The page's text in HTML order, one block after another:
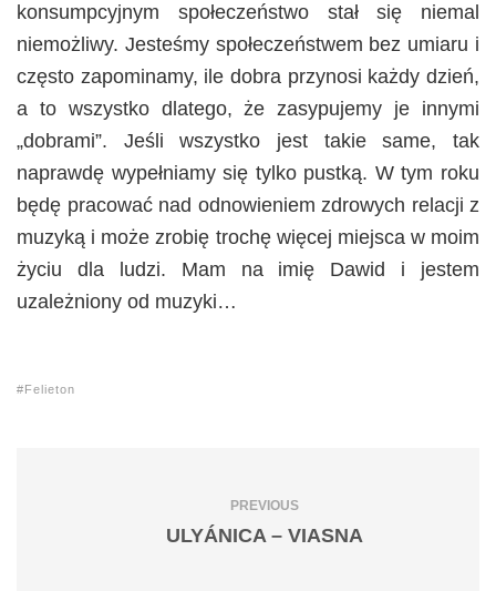
konsumpcyjnym społeczeństwo stał się niemal
niemożliwy. Jesteśmy społeczeństwem bez umiaru i
często zapominamy, ile dobra przynosi każdy dzień,
a to wszystko dlatego, że zasypujemy je innymi
„dobrami”. Jeśli wszystko jest takie same, tak
naprawdę wypełniamy się tylko pustką. W tym roku
będę pracować nad odnowieniem zdrowych relacji z
muzyką i może zrobię trochę więcej miejsca w moim
życiu dla ludzi. Mam na imię Dawid i jestem
uzależniony od muzyki…
Felieton
PREVIOUS
ULYÁNICA – VIASNA